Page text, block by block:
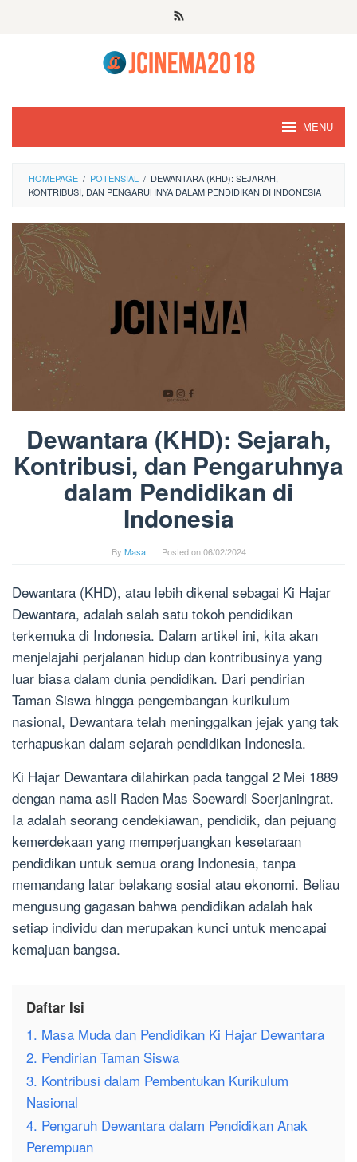
MENU
HOMEPAGE / POTENSIAL / DEWANTARA (KHD): SEJARAH,
KONTRIBUSI, DAN PENGARUHNYA DALAM PENDIDIKAN DI INDONESIA
Dewantara (KHD): Sejarah,
Kontribusi, dan Pengaruhnya
dalam Pendidikan di
Indonesia
By Masa Posted on06/02/2024
Dewantara (KHD), atau lebih dikenal sebagai Ki Hajar
Dewantara, adalah salah satu tokoh pendidikan
terkemuka di Indonesia. Dalam artikel ini, kita akan
menjelajahi perjalanan hidup dan kontribusinya yang
luar biasa dalam dunia pendidikan. Dari pendirian
Taman Siswa hingga pengembangan kurikulum
nasional, Dewantara telah meninggalkan jejak yang tak
terhapuskan dalam sejarah pendidikan Indonesia.
Ki Hajar Dewantara dilahirkan pada tanggal 2 Mei 1889
dengan nama asli Raden Mas Soewardi Soerjaningrat.
Ia adalah seorang cendekiawan, pendidik, dan pejuang
kemerdekaan yang memperjuangkan kesetaraan
pendidikan untuk semua orang Indonesia, tanpa
memandang latar belakang sosial atau ekonomi. Beliau
mengusung gagasan bahwa pendidikan adalah hak
setiap individu dan merupakan kunci untuk mencapai
kemajuan bangsa.
Daftar Isi
1. Masa Muda dan Pendidikan Ki Hajar Dewantara
2. Pendirian Taman Siswa
3. Kontribusi dalam Pembentukan Kurikulum
Nasional
4. Pengaruh Dewantara dalam Pendidikan Anak
Perempuan